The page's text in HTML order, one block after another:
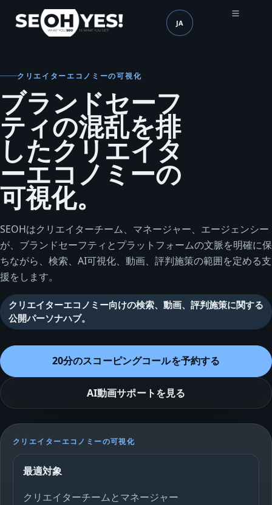
SEOH 言語 (mobile header)
JA
クリエイターエコノミーの可視化
ブランドセーフ
ティの混乱を排
したクリエイタ
ーエコノミーの
可視化。
SEOHはクリエイターチーム、マネージャー、エージェンシー
が、ブランドセーフティとプラットフォームの文脈を明確に保
ちながら、検索、AI可視化、動画、評判施策の範囲を定める支
援をします。
クリエイターエコノミー向けの検索、動画、評判施策に関する
公開パーソナハブ。
20分のスコーピングコールを予約する
AI動画サポートを見る
クリエイターエコノミーの可視化
最適対象
クリエイターチームとマネージャー